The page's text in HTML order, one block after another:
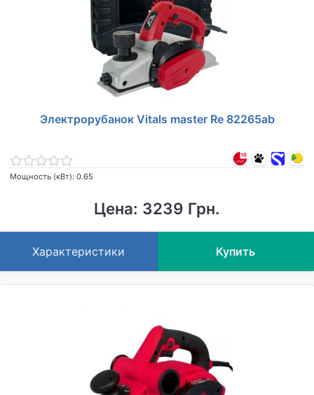
Электрорубанок Vitals master Re 82265ab
Мощность (кВт): 0.65
Цена: 3239 Грн.
Характеристики Купить